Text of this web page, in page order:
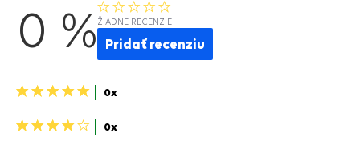
0 % ŽIADNE RECENZIE
Pridať recenziu
5
0x
4
0x